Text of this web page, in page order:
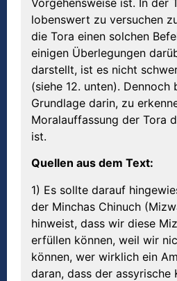
lobenswert zu versuchen
die Tora einen solchen
einigen Überlegungen
darstellt, ist es nicht
(siehe 12. unten). Dennoch
Grundlage darin, zu
Moralauffassung der Tora
ist.
Quellen aus dem Text:
1) Es sollte darauf
der Minchas Chinuch
hinweist, dass wir diese
erfüllen können, weil wir
können, wer wirklich ein
daran, dass der assyrische